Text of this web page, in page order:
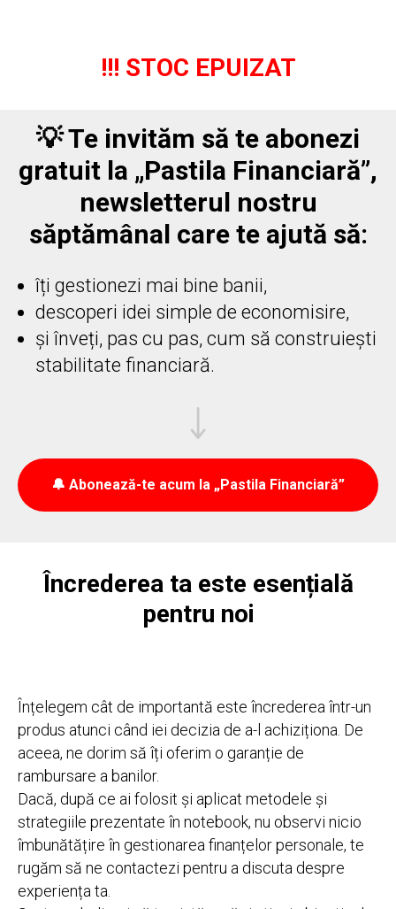
!!! STOC EPUIZAT
💡 Te invităm să te abonezi
gratuit la „Pastila Financiară”,
newsletterul nostru
săptămânal care te ajută să:
îți gestionezi mai bine banii,
descoperi idei simple de economisire,
și înveți, pas cu pas, cum să construiești
stabilitate financiară.
🔔 Abonează-te acum la „Pastila Financiară”
Încrederea ta este esențială
pentru noi
Înțelegem cât de importantă este încrederea într-un
produs atunci când iei decizia de a-l achiziționa. De
aceea, ne dorim să îți oferim o garanție de
rambursare a banilor.
Dacă, după ce ai folosit și aplicat metodele și
strategiile prezentate în notebook, nu observi nicio
îmbunătățire în gestionarea finanțelor personale, te
rugăm să ne contactezi pentru a discuta despre
experiența ta.